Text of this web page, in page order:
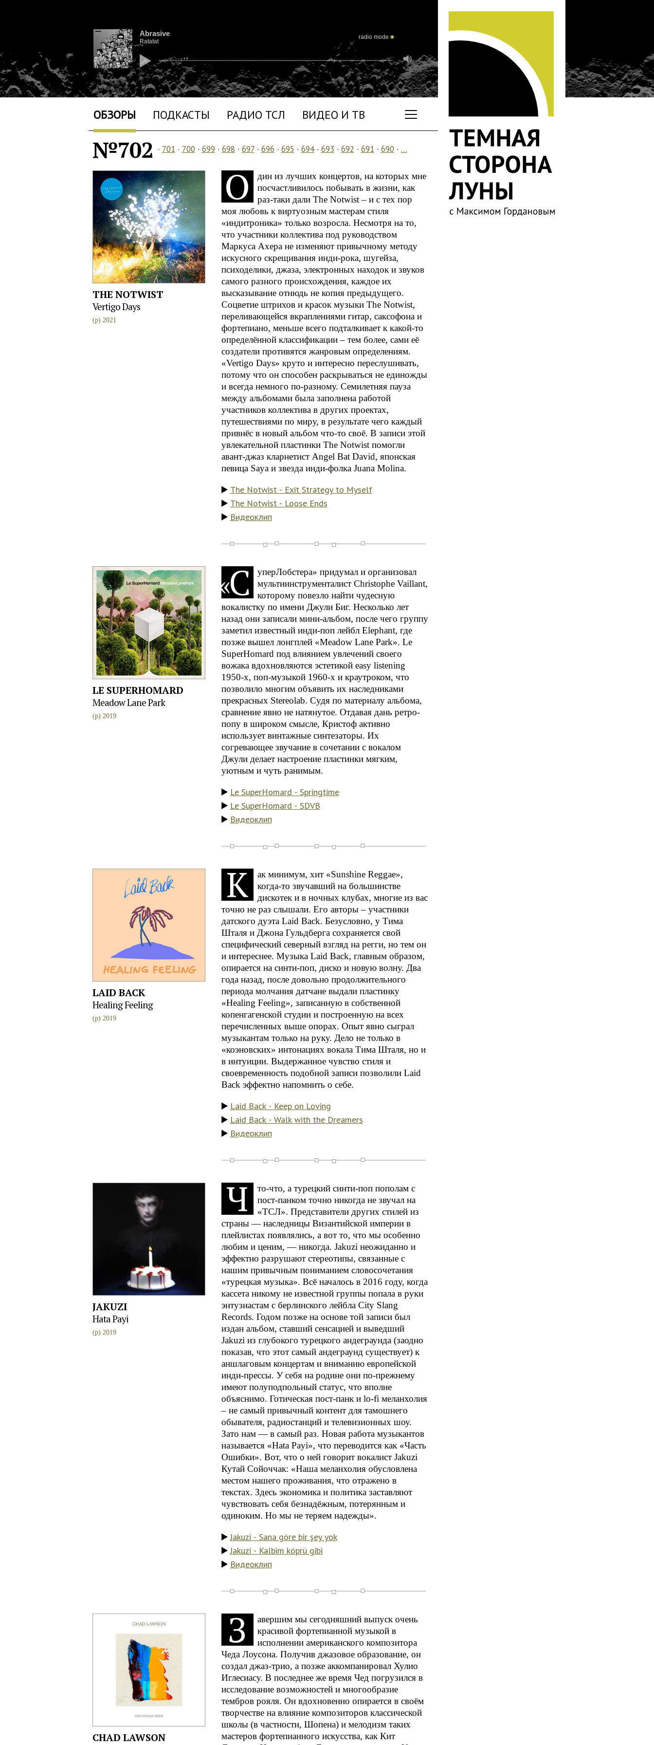
ОБЗОРЫ ПОДКАСТЫ РАДИО ТСЛ ВИДЕО И ТВ
Abrasive
Ratatat
radio mode
723
722
716
715 714 713 712 711
708 707 706 705
703 702 701 700 699
698
697 696 695 694 693
692
691
690 689 688
676
№702 · 701 · 700 · 699 · 698 · 697· 696 · 695 · 694· 693 · 692 · 691 · 690 · …
THE NOTWIST
Vertigo Days
(p) 2021
О
дин из лучших концертов, на которых мне
посчастливилось побывать в жизни, как
раз-таки дали The Notwist – и с тех пор
моя любовь к виртуозным мастерам стиля
«индитроника» только возросла. Несмотря на то,
что участники коллектива под руководством
Маркуса Ахера не изменяют привычному методу
искусного скрещивания инди-рока, шугейза,
психоделики, джаза, электронных находок и звуков
самого разного происхождения, каждое их
высказывание отнюдь не копия предыдущего.
Соцветие штрихов и красок музыки The Notwist,
переливающейся вкраплениями гитар, саксофона и
фортепиано, меньше всего подталкивает к какой-то
определённой классификации – тем более, сами её
создатели противятся жанровым определениям.
«Vertigo Days» круто и интересно переслушивать,
потому что он способен раскрываться не единожды
и всегда немного по-разному. Семилетняя пауза
между альбомами была заполнена работой
участников коллектива в других проектах,
путешествиями по миру, в результате чего каждый
привнёс в новый альбом что-то своё. В записи этой
увлекательной пластинки The Notwist помогли
авант-джаз кларнетист Angel Bat David, японская
певица Saya и звезда инди-фолка Juana Molina.
The Notwist - Exit Strategy to Myself
The Notwist - Loose Ends
Видеоклип
LE SUPERHOMARD
Meadow Lane Park
(p) 2019
«С
уперЛобстера» придумал и организовал
мультиинструменталист Christophe Vaillant,
которому повезло найти чудесную
вокалистку по имени Джули Биг. Несколько лет
назад они записали мини-альбом, после чего группу
заметил известный инди-поп лейбл Elephant, где
позже вышел лонгплей «Meadow Lane Park». Le
SuperHomard под влиянием увлечений своего
вожака вдохновляются эстетикой easy listening
1950-х, поп-музыкой 1960-х и краутроком, что
позволило многим объявить их наследниками
прекрасных Stereolab. Судя по материалу альбома,
сравнение явно не натянутое. Отдавая дань ретро-
попу в широком смысле, Кристоф активно
использует винтажные синтезаторы. Их
согревающее звучание в сочетании с вокалом
Джули делает настроение пластинки мягким,
уютным и чуть ранимым.
Le SuperHomard - Springtime
Le SuperHomard - SDVB
Видеоклип
LAID BACK
Healing Feeling
(p) 2019
К
ак минимум, хит «Sunshine Reggae»,
когда-то звучавший на большинстве
дискотек и в ночных клубах, многие из вас
точно не раз слышали. Его авторы – участники
датского дуэта Laid Back. Безусловно, у Тима
Шталя и Джона Гульдберга сохраняется свой
специфический северный взгляд на регги, но тем он
и интереснее. Музыка Laid Back, главным образом,
опирается на синти-поп, диско и новую волну. Два
года назад, после довольно продолжительного
периода молчания датчане выдали пластинку
«Healing Feeling», записанную в собственной
копенгагенской студии и построенную на всех
перечисленных выше опорах. Опыт явно сыграл
музыкантам только на руку. Дело не только в
«коэновских» интонациях вокала Тима Шталя, но и
в интуиции. Выдержанное чувство стиля и
своевременность подобной записи позволили Laid
Back эффектно напомнить о себе.
Laid Back - Keep on Loving
Laid Back - Walk with the Dreamers
Видеоклип
JAKUZI
Hata Payi
(p) 2019
Ч
то-что, а турецкий синти-поп пополам с
пост-панком точно никогда не звучал на
«ТСЛ». Представители других стилей из
страны — наследницы Византийской империи в
плейлистах появлялись, а вот то, что мы особенно
любим и ценим, — никогда. Jakuzi неожиданно и
эффектно разрушают стереотипы, связанные с
нашим привычным пониманием словосочетания
«турецкая музыка». Всё началось в 2016 году, когда
кассета никому не известной группы попала в руки
энтузиастам с берлинского лейбла City Slang
Records. Годом позже на основе той записи был
издан альбом, ставший сенсацией и выведший
Jakuzi из глубокого турецкого андеграунда (заодно
показав, что этот самый андеграунд существует) к
аншлаговым концертам и вниманию европейской
инди-прессы. У себя на родине они по-прежнему
имеют полуподпольный статус, что вполне
объяснимо. Готическая пост-панк и lo-fi меланхолия
– не самый привычный контент для тамошнего
обывателя, радиостанций и телевизионных шоу.
Зато нам — в самый раз. Новая работа музыкантов
называется «Hata Payi», что переводится как «Часть
Ошибки». Вот, что о ней говорит вокалист Jakuzi
Кутай Сойоччак: «Наша меланхолия обусловлена
местом нашего проживания, что отражено в
текстах. Здесь экономика и политика заставляют
чувствовать себя безнадёжным, потерянным и
одиноким. Но мы не теряем надежды».
Jakuzi - Sana göre bir şey yok
Jakuzi - Kalbim köprü gibi
Видеоклип
CHAD LAWSON
З
авершим мы сегодняшний выпуск очень
красивой фортепианной музыкой в
исполнении американского композитора
Чеда Лоусона. Получив джазовое образование, он
создал джаз-трио, а позже аккомпанировал Хулио
Иглесиасу. В последнее же время Чед погрузился в
исследование возможностей и многообразие
тембров рояля. Он вдохновенно опирается в своём
творчестве на влияние композиторов классической
школы (в частности, Шопена) и мелодизм таких
мастеров фортепианного искусства, как Кит